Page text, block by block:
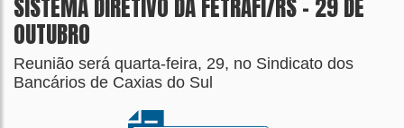
SISTEMA DIRETIVO DA FETRAFI/RS - 29 DE
OUTUBRO
Reunião será quarta-feira, 29, no Sindicato dos
Bancários de Caxias do Sul